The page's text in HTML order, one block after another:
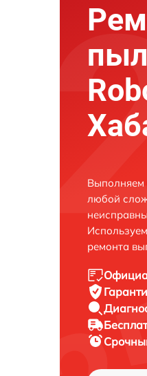
Выполняем
любой
ремонта